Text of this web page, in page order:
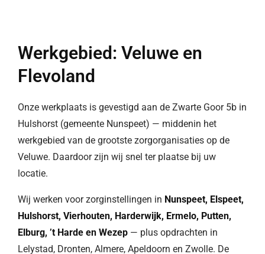
Werkgebied: Veluwe en
Flevoland
Onze werkplaats is gevestigd aan de Zwarte Goor 5b in
Hulshorst (gemeente Nunspeet) — middenin het
werkgebied van de grootste zorgorganisaties op de
Veluwe. Daardoor zijn wij snel ter plaatse bij uw
locatie.
Wij werken voor zorginstellingen in Nunspeet, Elspeet,
Hulshorst, Vierhouten, Harderwijk, Ermelo, Putten,
Elburg, ’t Harde en Wezep — plus opdrachten in
Lelystad, Dronten, Almere, Apeldoorn en Zwolle. De